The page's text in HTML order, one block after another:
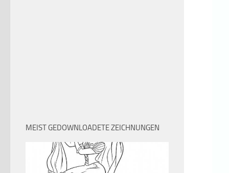
MEIST GEDOWNLOADETE ZEICHNUNGEN